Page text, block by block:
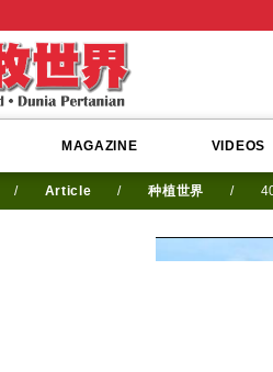
MAGAZINE VIDEOS
/ Article / 种植世界 /